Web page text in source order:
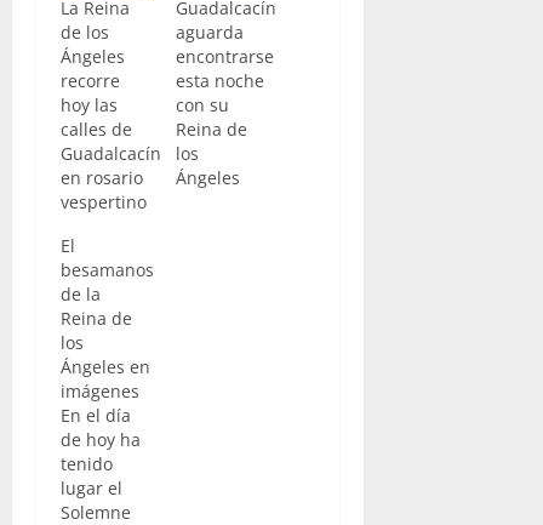
La Reina
de los
Ángeles
recorre
hoy las
calles de
Guadalcacín
en rosario
vespertino
Guadalcacín
aguarda
encontrarse
esta noche
con su
Reina de
los
Ángeles
El
besamanos
de la
Reina de
los
Ángeles en
imágenes
En el día
de hoy ha
tenido
lugar el
Solemne